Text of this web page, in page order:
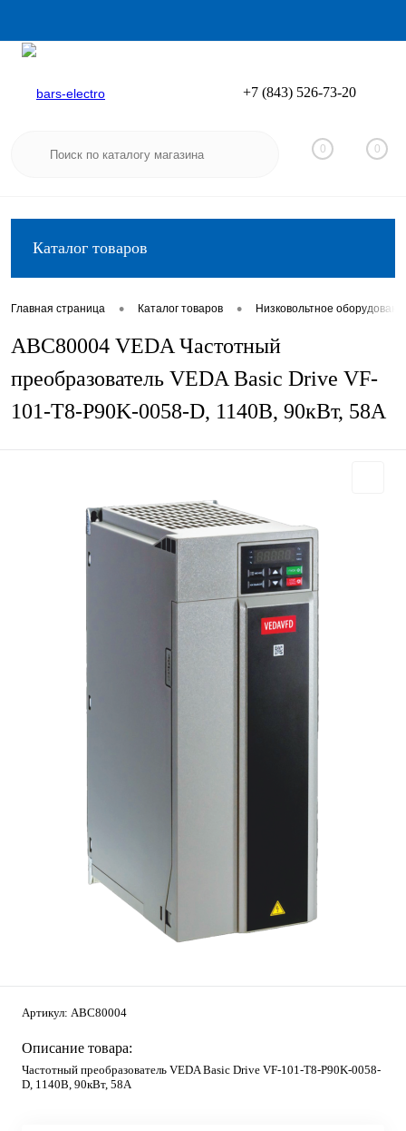
Вход
+7 (843) 526-73-20
0 0
Каталог товаров
Главная страница • Каталог товаров • Низковольтное
ABC80004 VEDA Частотный
преобразователь VEDA Basic Drive VF-
101-T8-P90K-0058-D, 1140В, 90кВт, 58А
Артикул: ABC80004
Описание товара:
Частотный преобразователь VEDA Basic Drive VF-101-T8-P90K-0058-
D, 1140В, 90кВт, 58А